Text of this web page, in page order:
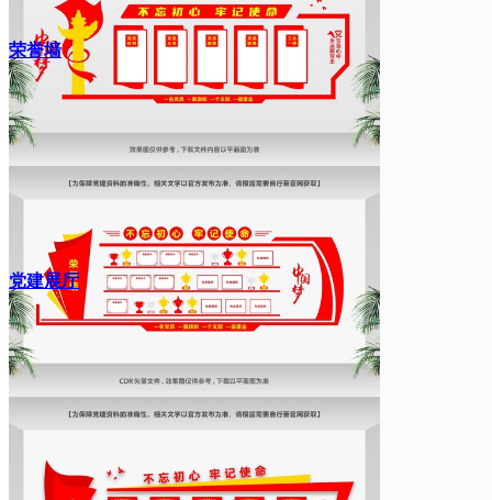
荣誉墙
党建展厅